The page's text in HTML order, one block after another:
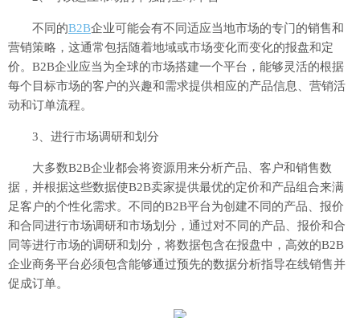
不同的B2B企业可能会有不同适应当地市场的专门的销售和
营销策略，这通常包括随着地域或市场变化而变化的报盘和定
价。B2B企业应当为全球的市场搭建一个平台，能够灵活的根据
每个目标市场的客户的兴趣和需求提供相应的产品信息、营销活
动和订单流程。
3、进行市场调研和划分
大多数B2B企业都会将资源用来分析产品、客户和销售数
据，并根据这些数据使B2B卖家提供最优的定价和产品组合来满
足客户的个性化需求。不同的B2B平台为创建不同的产品、报价
和合同进行市场调研和市场划分，通过对不同的产品、报价和合
同等进行市场的调研和划分，将数据包含在报盘中，高效的B2B
企业商务平台必须包含能够通过预先的数据分析指导在线销售并
促成订单。